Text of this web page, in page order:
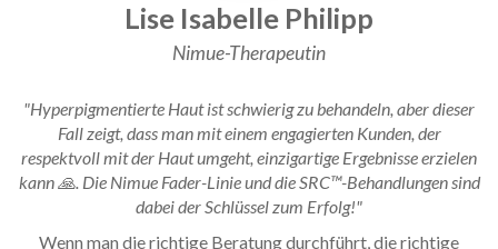
Lise Isabelle Philipp
Nimue-Therapeutin
"Hyperpigmentierte Haut ist schwierig zu behandeln, aber dieser
Fall zeigt, dass man mit einem engagierten Kunden, der
respektvoll mit der Haut umgeht, einzigartige Ergebnisse erzielen
kann 🙏. Die Nimue Fader-Linie und die SRC™-Behandlungen sind
dabei der Schlüssel zum Erfolg!"
Wenn man die richtige Beratung durchführt, die richtige